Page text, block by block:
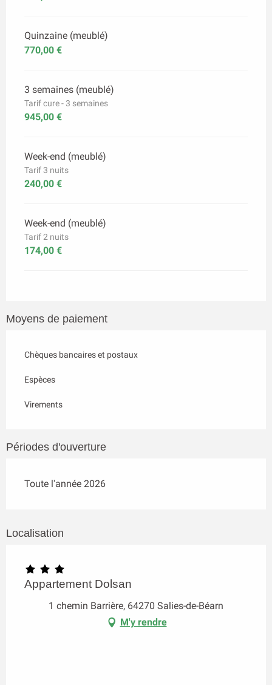
Quinzaine (meublé)
770,00 €
3 semaines (meublé)
Tarif cure - 3 semaines
945,00 €
Week-end (meublé)
Tarif 3 nuits
240,00 €
Week-end (meublé)
Tarif 2 nuits
174,00 €
Moyens de paiement
Chèques bancaires et postaux
Espèces
Virements
Périodes d'ouverture
Toute l'année 2026
Localisation
Appartement Dolsan
1 chemin Barrière, 64270 Salies-de-Béarn
M'y rendre